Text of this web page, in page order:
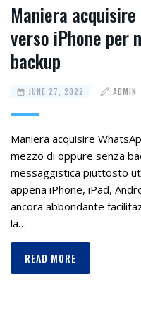
Maniera
verso iPhone per
backup
JUNE 27, 2022 ADMIN
Maniera acquisire
mezzo di oppure senza
messaggistica piuttosto
appena iPhone, iPad,
ancora abbondante
la…
READ MORE